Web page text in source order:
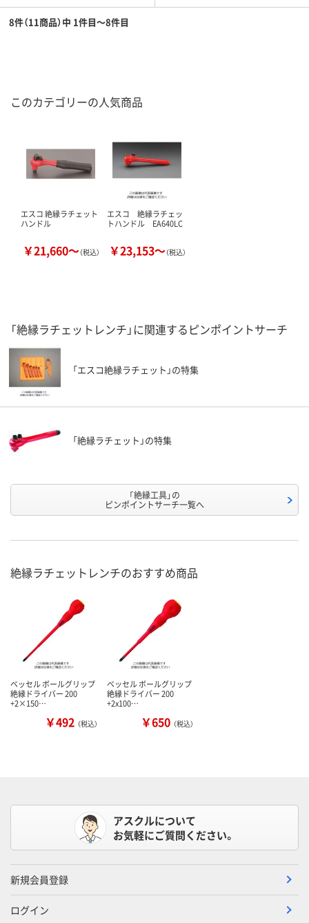
8件（11商品）中 1件目～8件目
このカテゴリーの人気商品
エスコ 絶縁ラチェット
ハンドル
￥21,660～（税込）
エスコ 絶縁ラチェッ
トハンドル EA640LC
￥23,153～（税込）
「絶縁ラチェットレンチ」に関連するピンポイントサーチ
「エスコ絶縁ラチェット」の特集
「絶縁ラチェット」の特集
「絶縁工具」の
ピンポイントサーチ一覧へ
絶縁ラチェットレンチのおすすめ商品
ベッセル ボールグリップ
絶縁ドライバー 200
+2×150…
￥492 （税込）
ベッセル ボールグリップ
絶縁ドライバー 200
+2x100…
￥650 （税込）
アスクルについて
お気軽にご質問ください。
新規会員登録
ログイン